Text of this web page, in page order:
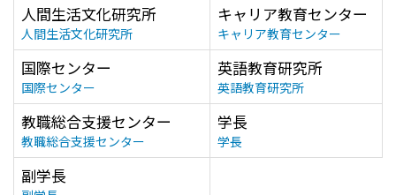
人間生活文化研究所
人間生活文化研究所
キャリア教育センター
キャリア教育センター
国際センター
国際センター
英語教育研究所
英語教育研究所
教職総合支援センター
教職総合支援センター
学長
学長
副学長